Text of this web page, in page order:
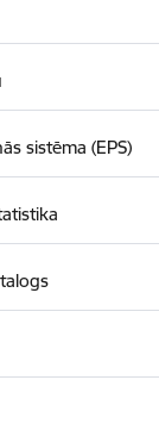
sistēma (EPS)